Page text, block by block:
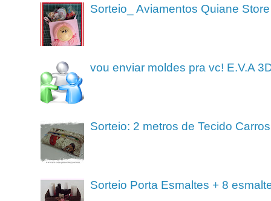
Sorteio_ Aviamentos Quiane Store
vou enviar moldes pra vc! E.V.A
Sorteio: 2 metros de Tecido Carros
Sorteio Porta Esmaltes + 8